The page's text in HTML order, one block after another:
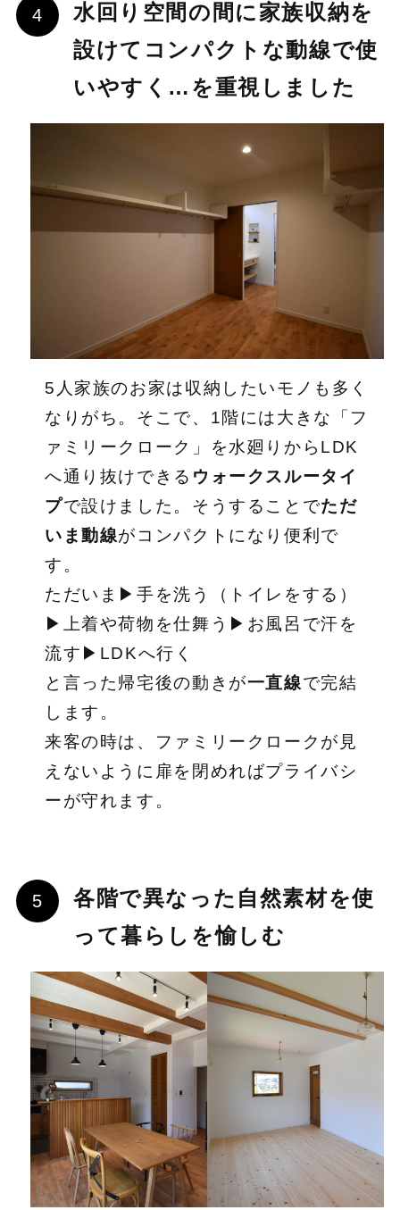
水回り空間の間に家族収納を
設けてコンパクトな動線で使
いやすく…を重視しました
5人家族のお家は収納したいモノも多く
なりがち。そこで、1階には大きな「フ
ァミリークローク」を水廻りからLDK
へ通り抜けできる ウォークスルータイ
プで設けました。そうすることでただ
いま動線がコンパクトになり便利で
す。
ただいま▶手を洗う（トイレをする）
▶上着や荷物を仕舞う▶お風呂で汗を
流す▶LDKへ行く
と言った帰宅後の動きが一直線で完結
します。
来客の時は、ファミリークロークが見
えないように扉を閉めればプライバシ
ーが守れます。
各階で異なった自然素材を使
って暮らしを愉しむ